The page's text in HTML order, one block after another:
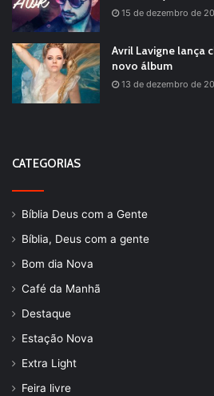
15 de dezembro de
Avril Lavigne lança
novo álbum
13 de dezembro de
CATEGORIAS
Bíblia Deus com a Gente
Bíblia, Deus com a gente
Bom dia Nova
Café da Manhã
Destaque
Estação Nova
Extra Light
Feira livre